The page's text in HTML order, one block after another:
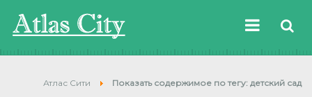
Атлас Сити Показать содержимое по тегу: детский сад